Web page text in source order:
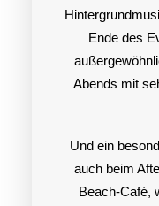
Ende des
Abends mit
Und ein
auch beim
Beach-Café,